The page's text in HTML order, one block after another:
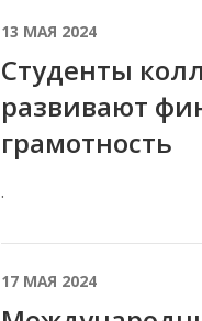
13 МАЯ 2024
Студенты
развивают
грамотность
.
17 МАЯ 2024